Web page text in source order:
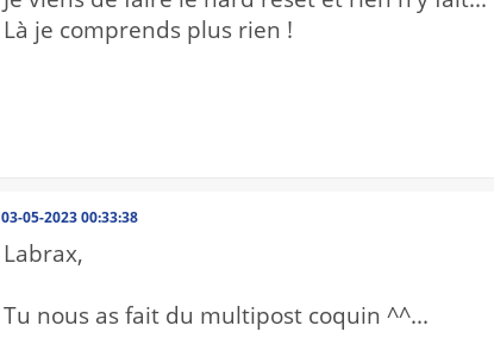
Là je comprends plus rien !
03-05-2023 00:33:38
Labrax,
Tu nous as fait du multipost coquin ^^...